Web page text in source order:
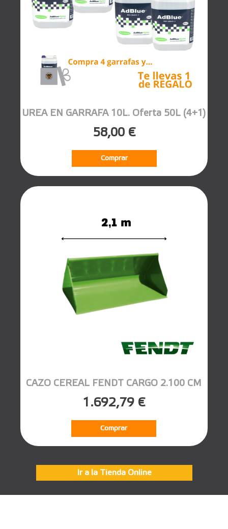
UREA EN GARRAFA 10L. Oferta 50L (4+1)
58,00 €
Comprar
CAZO CEREAL FENDT CARGO 2.100 CM
1.692,79 €
Comprar
Ir a la Tienda Online